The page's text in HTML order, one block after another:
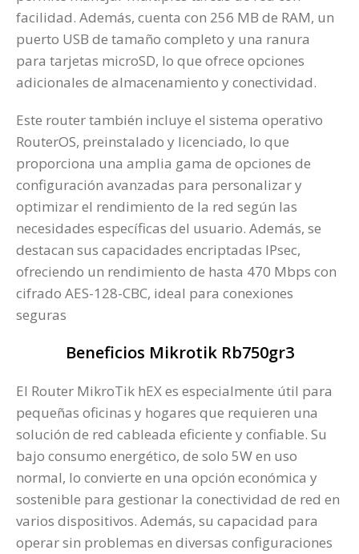
facilidad. Además, cuenta con 256 MB de RAM, un
puerto USB de tamaño completo y una ranura
para tarjetas microSD, lo que ofrece opciones
adicionales de almacenamiento y conectividad.
Este router también incluye el sistema operativo
RouterOS, preinstalado y licenciado, lo que
proporciona una amplia gama de opciones de
configuración avanzadas para personalizar y
optimizar el rendimiento de la red según las
necesidades específicas del usuario. Además, se
destacan sus capacidades encriptadas IPsec,
ofreciendo un rendimiento de hasta 470 Mbps con
cifrado AES-128-CBC, ideal para conexiones
seguras
Beneficios Mikrotik Rb750gr3
El Router MikroTik hEX es especialmente útil para
pequeñas oficinas y hogares que requieren una
solución de red cableada eficiente y confiable. Su
bajo consumo energético, de solo 5W en uso
normal, lo convierte en una opción económica y
sostenible para gestionar la conectividad de red en
varios dispositivos. Además, su capacidad para
operar sin problemas en diversas configuraciones